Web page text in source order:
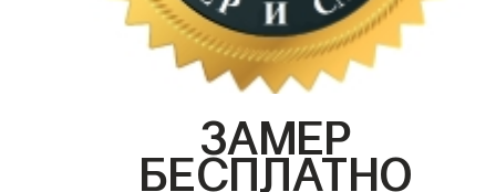
ЗАМЕР
БЕСПЛАТНО